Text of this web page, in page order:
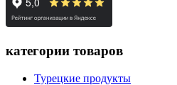
категории товаров
Турецкие продукты